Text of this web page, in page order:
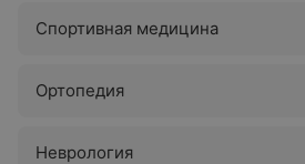
Спортивная медицина
Ортопедия
Неврология